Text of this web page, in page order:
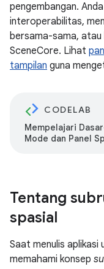
pengembangan.
interoperabilitas,
bersama-sama, atau
SceneCore. Lihat
tampilan guna
CODELAB
Mempelajari
Mode dan Panel
Tentang
spasial
Saat menulis aplikasi
memahami konsep